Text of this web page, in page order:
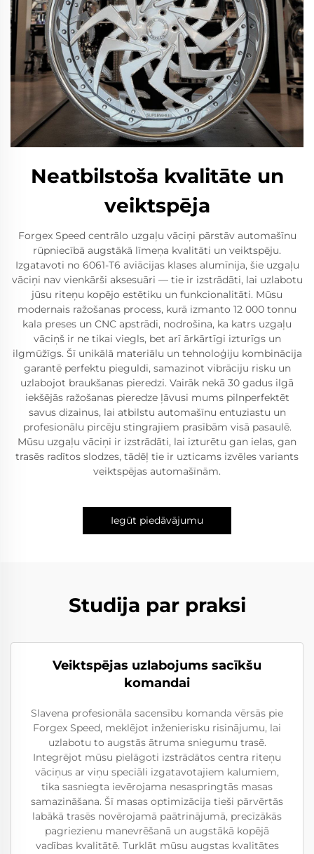
Neatbilstoša kvalitāte un
veiktspēja
Forgex Speed centrālo uzgaļu vāciņi pārstāv automašīnu
rūpniecībā augstākā līmeņa kvalitāti un veiktspēju.
Izgatavoti no 6061-T6 aviācijas klases alumīnija, šie uzgaļu
vāciņi nav vienkārši aksesuāri — tie ir izstrādāti, lai uzlabotu
jūsu riteņu kopējo estētiku un funkcionalitāti. Mūsu
modernais ražošanas process, kurā izmanto 12 000 tonnu
kala preses un CNC apstrādi, nodrošina, ka katrs uzgaļu
vāciņš ir ne tikai viegls, bet arī ārkārtīgi izturīgs un
ilgmūžīgs. Šī unikālā materiālu un tehnoloģiju kombinācija
garantē perfektu pieguldi, samazinot vibrāciju risku un
uzlabojot braukšanas pieredzi. Vairāk nekā 30 gadus ilgā
iekšējās ražošanas pieredze ļāvusi mums pilnperfektēt
savus dizainus, lai atbilstu automašīnu entuziastu un
profesionālu pircēju stingrajiem prasībām visā pasaulē.
Mūsu uzgaļu vāciņi ir izstrādāti, lai izturētu gan ielas, gan
trasēs radītos slodzes, tādēļ tie ir uzticams izvēles variants
veiktspējas automašīnām.
Iegūt piedāvājumu
Studija par praksi
Veiktspējas uzlabojums sacīkšu
komandai
Slavena profesionāla sacensību komanda vērsās pie
Forgex Speed, meklējot inženierisku risinājumu, lai
uzlabotu to augstās ātruma sniegumu trasē.
Integrējot mūsu pielāgoti izstrādātos centra riteņu
vāciņus ar viņu speciāli izgatavotajiem kalumiem,
tika sasniegta ievērojama nesaspringtās masas
samazināšana. Šī masas optimizācija tieši pārvērtās
labākā trasēs novērojamā paātrinājumā, precīzākās
pagriezienu manevrēšanā un augstākā kopējā
vadības kvalitātē. Turklāt mūsu augstas kvalitātes